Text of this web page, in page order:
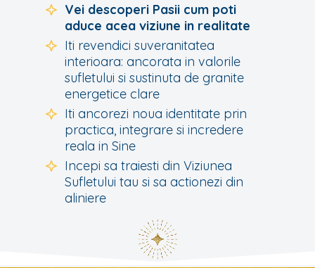
Vei descoperi Pasii cum poti
aduce acea viziune in realitate
Iti revendici suveranitatea
interioara: ancorata in valorile
sufletului si sustinuta de granite
energetice clare
Iti ancorezi noua identitate prin
practica, integrare si incredere
reala in Sine
Incepi sa traiesti din Viziunea
Sufletului tau si sa actionezi din
aliniere